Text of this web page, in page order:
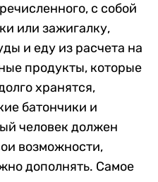
с собой
или зажигалку,
и еду из расчета на
продукты, которые
хранятся,
батончики и
человек должен
возможности,
дополнять. Самое